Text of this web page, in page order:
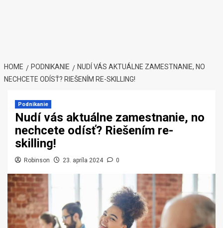
HOME PODNIKANIE
NUDÍ VÁS AKTUÁLNE ZAMESTNANIE, NO
NECHCETE ODÍSŤ? RIEŠENÍM RE-SKILLING!
Podnikanie
Nudí vás aktuálne zamestnanie, no
nechcete odísť? Riešením re-
skilling!
Robinson 23. apríla 2024 0